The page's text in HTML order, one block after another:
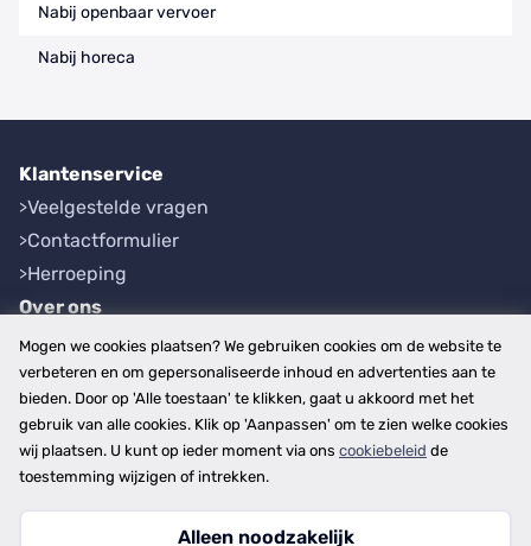
Nabij openbaar vervoer
Nabij horeca
Klantenservice
Veelgestelde vragen
Contactformulier
Herroeping
Over ons
Bedrijfsgegevens
Werkwijze
Overzichten
Plaatsen
Provincies
Mogen we cookies plaatsen? We gebruiken cookies om de website te
verbeteren en om gepersonaliseerde inhoud en advertenties aan te
bieden. Door op 'Alle toestaan' te klikken, gaat u akkoord met het
gebruik van alle cookies. Klik op 'Aanpassen' om te zien welke cookies
wij plaatsen. U kunt op ieder moment via ons cookiebeleid de
toestemming wijzigen of intrekken.
Alleen noodzakelijk